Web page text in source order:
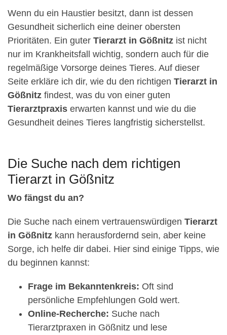
Wenn du ein Haustier besitzt, dann ist dessen
Gesundheit sicherlich eine deiner obersten
Prioritäten. Ein guter Tierarzt in Gößnitz ist nicht
nur im Krankheitsfall wichtig, sondern auch für die
regelmäßige Vorsorge deines Tieres. Auf dieser
Seite erkläre ich dir, wie du den richtigen Tierarzt in
Gößnitz findest, was du von einer guten
Tierarztpraxis erwarten kannst und wie du die
Gesundheit deines Tieres langfristig sicherstellst.
Die Suche nach dem richtigen
Tierarzt in Gößnitz
Wo fängst du an?
Die Suche nach einem vertrauenswürdigen Tierarzt
in Gößnitz kann herausfordernd sein, aber keine
Sorge, ich helfe dir dabei. Hier sind einige Tipps, wie
du beginnen kannst:
Frage im Bekanntenkreis: Oft sind
persönliche Empfehlungen Gold wert.
Online-Recherche: Suche nach
Tierarztpraxen in Gößnitz und lese